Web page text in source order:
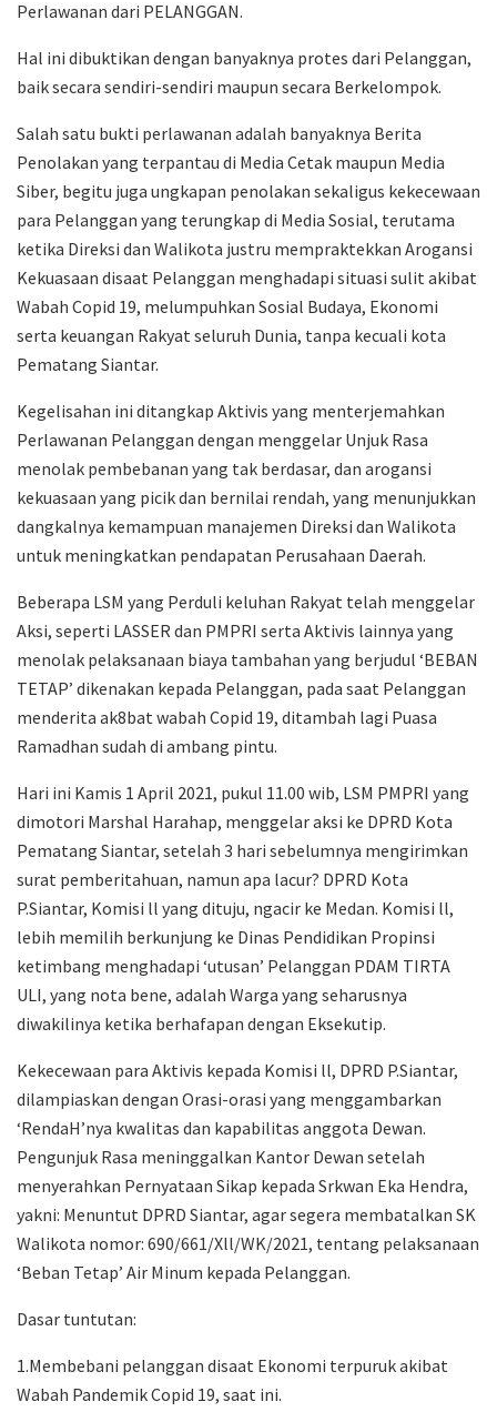
Perlawanan dari PELANGGAN.
Hal ini dibuktikan dengan banyaknya protes dari Pelanggan,
baik secara sendiri-sendiri maupun secara Berkelompok.
Salah satu bukti perlawanan adalah banyaknya Berita
Penolakan yang terpantau di Media Cetak maupun Media
Siber, begitu juga ungkapan penolakan sekaligus kekecewaan
para Pelanggan yang terungkap di Media Sosial, terutama
ketika Direksi dan Walikota justru mempraktekkan Arogansi
Kekuasaan disaat Pelanggan menghadapi situasi sulit akibat
Wabah Copid 19, melumpuhkan Sosial Budaya, Ekonomi
serta keuangan Rakyat seluruh Dunia, tanpa kecuali kota
Pematang Siantar.
Kegelisahan ini ditangkap Aktivis yang menterjemahkan
Perlawanan Pelanggan dengan menggelar Unjuk Rasa
menolak pembebanan yang tak berdasar, dan arogansi
kekuasaan yang picik dan bernilai rendah, yang menunjukkan
dangkalnya kemampuan manajemen Direksi dan Walikota
untuk meningkatkan pendapatan Perusahaan Daerah.
Beberapa LSM yang Perduli keluhan Rakyat telah menggelar
Aksi, seperti LASSER dan PMPRI serta Aktivis lainnya yang
menolak pelaksanaan biaya tambahan yang berjudul ‘BEBAN
TETAP’ dikenakan kepada Pelanggan, pada saat Pelanggan
menderita ak8bat wabah Copid 19, ditambah lagi Puasa
Ramadhan sudah di ambang pintu.
Hari ini Kamis 1 April 2021, pukul 11.00 wib, LSM PMPRI yang
dimotori Marshal Harahap, menggelar aksi ke DPRD Kota
Pematang Siantar, setelah 3 hari sebelumnya mengirimkan
surat pemberitahuan, namun apa lacur? DPRD Kota
P.Siantar, Komisi ll yang dituju, ngacir ke Medan. Komisi ll,
lebih memilih berkunjung ke Dinas Pendidikan Propinsi
ketimbang menghadapi ‘utusan’ Pelanggan PDAM TIRTA
ULI, yang nota bene, adalah Warga yang seharusnya
diwakilinya ketika berhafapan dengan Eksekutip.
Kekecewaan para Aktivis kepada Komisi ll, DPRD P.Siantar,
dilampiaskan dengan Orasi-orasi yang menggambarkan
‘RendaH’nya kwalitas dan kapabilitas anggota Dewan.
Pengunjuk Rasa meninggalkan Kantor Dewan setelah
menyerahkan Pernyataan Sikap kepada Srkwan Eka Hendra,
yakni: Menuntut DPRD Siantar, agar segera membatalkan SK
Walikota nomor: 690/661/Xll/WK/2021, tentang pelaksanaan
‘Beban Tetap’ Air Minum kepada Pelanggan.
Dasar tuntutan:
1.Membebani pelanggan disaat Ekonomi terpuruk akibat
Wabah Pandemik Copid 19, saat ini.